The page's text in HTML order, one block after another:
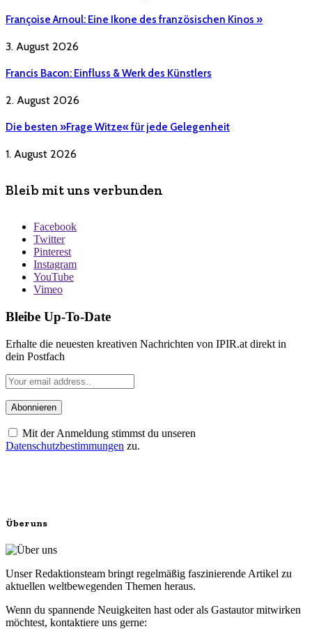
Françoise Arnoul: Eine Ikone des französischen Kinos »
3. August 2026
Francis Bacon: Einfluss & Werk des Künstlers
2. August 2026
Die besten »Frage Witze« für jede Gelegenheit
1. August 2026
Bleib mit uns verbunden
Facebook
Twitter
Pinterest
Instagram
YouTube
Vimeo
Bleibe Up-To-Date
Erhalte die neuesten kreativen Nachrichten von IPIR.at direkt in
dein Postfach
Mit der Anmeldung stimmst du unseren
Datenschutzbestimmungen zu.
Über uns
Unser Redaktionsteam bringt regelmäßig faszinierende Artikel zu
aktuellen weltbewegenden Themen heraus.
Wenn du spannende Neuigkeiten hast oder als Gastautor mitwirken
möchtest, kontaktiere uns gerne: